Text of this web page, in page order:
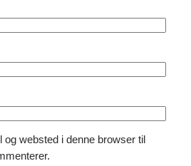
websted i denne browser til